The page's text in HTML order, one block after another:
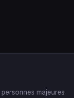
majeures